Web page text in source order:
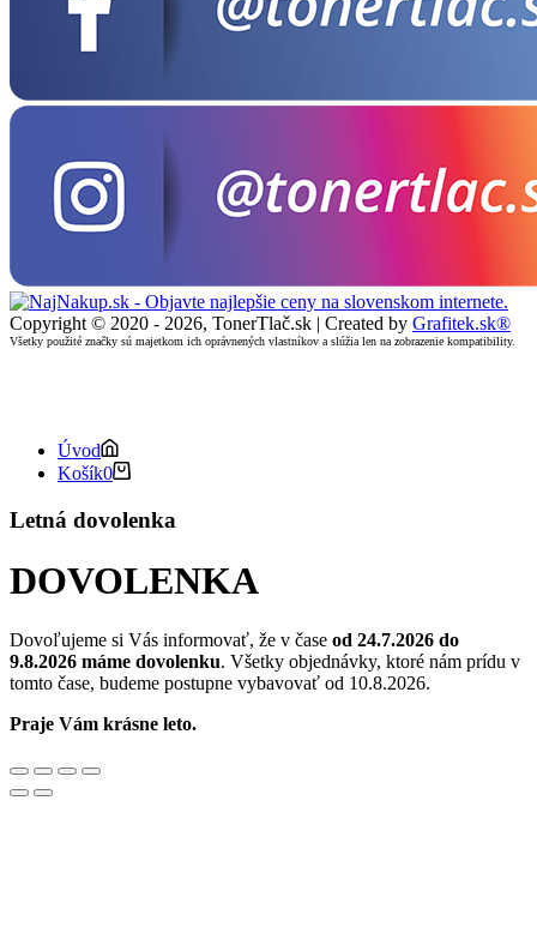
Copyright © 2020 - 2026, TonerTlač.sk | Created by Grafitek.sk®
Všetky použité značky sú majetkom ich oprávnených vlastníkov a slúžia len na zobrazenie kompatibility.
Úvod
Košík0
Letná dovolenka
DOVOLENKA
Dovoľujeme si Vás informovať, že v čase od 24.7.2026 do
9.8.2026 máme dovolenku. Všetky objednávky, ktoré nám prídu v
tomto čase, budeme postupne vybavovať od 10.8.2026.
Praje Vám krásne leto.